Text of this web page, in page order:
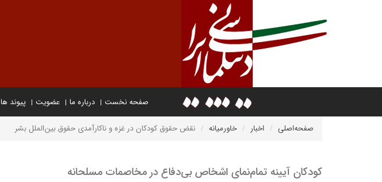
صفحه نخست درباره ما عضویت پیوند ها
صفحه‌اصلی اخبار خاورمیانه نقض حقوق کودکان در غزه و ناکارآمدی حقوق بین‌الملل بشر
کودکان آیینه تمام‌نمای اشخاص بی‌دفاع در مخاصمات مسلحانه